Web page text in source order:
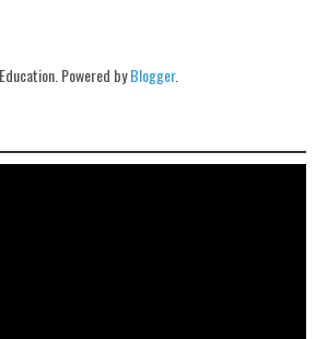
Powered byBlogger.